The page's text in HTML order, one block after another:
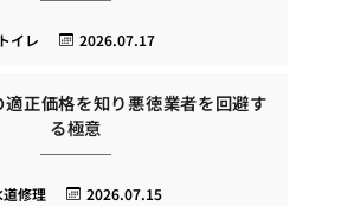
2026.07.17
トイレ
正価格を知り悪徳業者を回避す
る極意
2026.07.15
道修理